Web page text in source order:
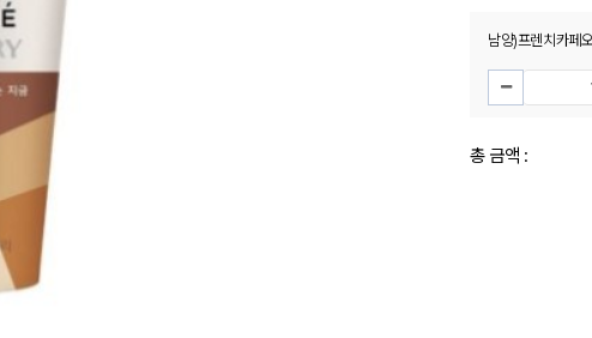
남양)프렌치카페
총 금액 :